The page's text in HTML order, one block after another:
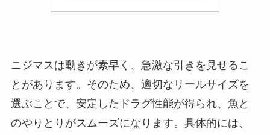
ニジマスは動きが素早く、急激な引きを見せるこ
とがあります。そのため、適切なリールサイズを
選ぶことで、安定したドラグ性能が得られ、魚と
のやりとりがスムーズになります。具体的には、